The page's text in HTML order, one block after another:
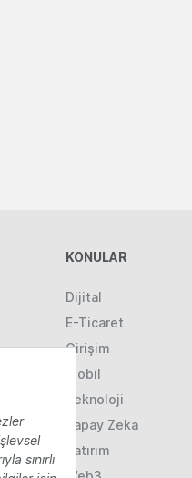
KONULAR
Dijital
E-Ticaret
Girişim
Mobil
Teknoloji
Yapay Zeka
Yatırım